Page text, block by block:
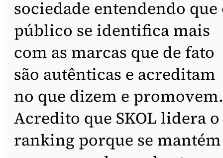
sociedade entendendo que
público se identifica mais
com as marcas que de fato
são autênticas e acreditam
no que dizem e promovem.
Acredito que SKOL lidera o
ranking porque se mantém